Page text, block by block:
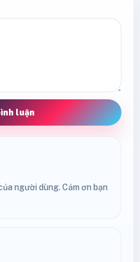
luận
người dùng. Cảm ơn bạn